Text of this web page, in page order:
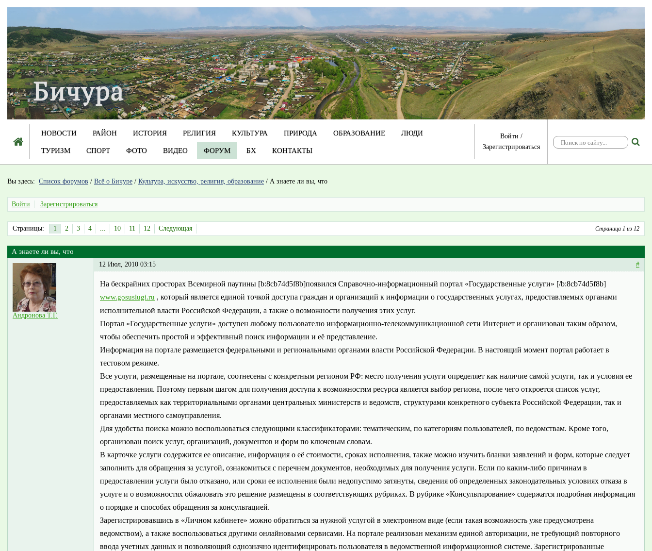
НОВОСТИ РАЙОН ИСТОРИЯ РЕЛИГИЯ КУЛЬТУРА ПРИРОДА ОБРАЗОВАНИЕ ЛЮДИ
ТУРИЗМ СПОРТ ФОТО ВИДЕО ФОРУМ БХ КОНТАКТЫ
Войти /
Зарегистрироваться
Вы здесь: Список форумов / Всё о Бичуре / Культура, искусство, религия, образование / А знаете ли вы, что
Войти Зарегистрироваться
Страница 1 из 12
Страницы: 1 2 3 4 10 11 12 Следующая
А знаете ли вы, что
Андронова Т.Г.
12 Июл, 2010 03:15 #
На бескрайних просторах Всемирной паутины [b:8cb74d5f8b]появился Справочно-информационный портал «Государственные услуги» [/b:8cb74d5f8b]
www.gosuslugi.ru , который является единой точкой доступа граждан и организаций к информации о государственных услугах, предоставляемых органами
исполнительной власти Российской Федерации, а также о возможности получения этих услуг.
Портал «Государственные услуги» доступен любому пользователю информационно-телекоммуникационной сети Интернет и организован таким образом,
чтобы обеспечить простой и эффективный поиск информации и её представление.
Информация на портале размещается федеральными и региональными органами власти Российской Федерации. В настоящий момент портал работает в
тестовом режиме.
Все услуги, размещенные на портале, соотнесены с конкретным регионом РФ: место получения услуги определяет как наличие самой услуги, так и условия ее
предоставления. Поэтому первым шагом для получения доступа к возможностям ресурса является выбор региона, после чего откроется список услуг,
предоставляемых как территориальными органами центральных министерств и ведомств, структурами конкретного субъекта Российской Федерации, так и
органами местного самоуправления.
Для удобства поиска можно воспользоваться следующими классификаторами: тематическим, по категориям пользователей, по ведомствам. Кроме того,
организован поиск услуг, организаций, документов и форм по ключевым словам.
В карточке услуги содержится ее описание, информация о её стоимости, сроках исполнения, также можно изучить бланки заявлений и форм, которые следует
заполнить для обращения за услугой, ознакомиться с перечнем документов, необходимых для получения услуги. Если по каким-либо причинам в
предоставлении услуги было отказано, или сроки ее исполнения были недопустимо затянуты, сведения об определенных законодательных условиях отказа в
услуге и о возможностях обжаловать это решение размещены в соответствующих рубриках. В рубрике «Консультирование» содержатся подробная информация
о порядке и способах обращения за консультацией.
Зарегистрировавшись в «Личном кабинете» можно обратиться за нужной услугой в электронном виде (если такая возможность уже предусмотрена
ведомством), а также воспользоваться другими онлайновыми сервисами. На портале реализован механизм единой авторизации, не требующий повторного
ввода учетных данных и позволяющий однозначно идентифицировать пользователя в ведомственной информационной системе. Зарегистрированные